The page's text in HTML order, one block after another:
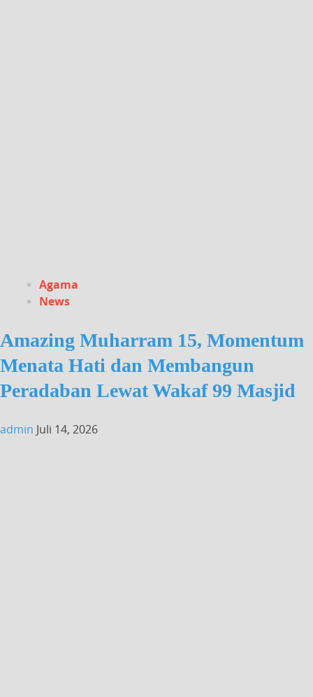
Agama
News
Amazing Muharram 15, Momentum
Menata Hati dan Membangun
Peradaban Lewat Wakaf 99 Masjid
admin Juli 14, 2026